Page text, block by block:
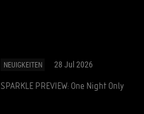
NEUIGKEITEN 28 Jul 2026
SPARKLE PREVIEW: One Night Only